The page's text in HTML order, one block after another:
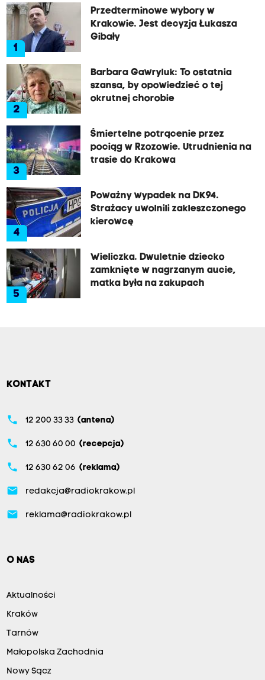
1
Przedterminowe wybory w
Krakowie. Jest decyzja Łukasza
Gibały
2
Barbara Gawryluk: To ostatnia
szansa, by opowiedzieć o tej
okrutnej chorobie
3
Śmiertelne potrącenie przez
pociąg w Rzozowie. Utrudnienia na
trasie do Krakowa
4
Poważny wypadek na DK94.
Strażacy uwolnili zakleszczonego
kierowcę
5
Wieliczka. Dwuletnie dziecko
zamknięte w nagrzanym aucie,
matka była na zakupach
KONTAKT
phone 12 200 33 33 (antena)
phone 12 630 60 00 (recepcja)
phone 12 630 62 06 (reklama)
email redakcja@radiokrakow.pl
email reklama@radiokrakow.pl
O NAS
Aktualności
Kraków
Tarnów
Małopolska Zachodnia
Nowy Sącz